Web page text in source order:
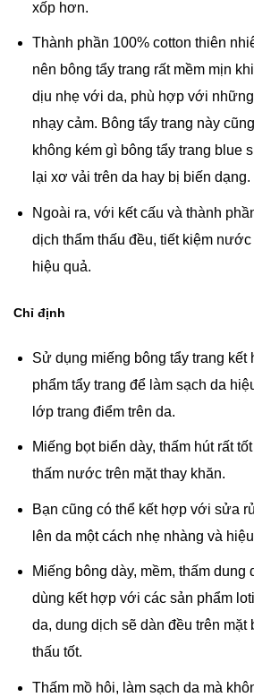
xốp hơn.
Thành phần 100% cotton thiên
nên bông tẩy trang rất mềm mịn
dịu nhẹ với da, phù hợp với
nhạy cảm. Bông tẩy trang này
không kém gì bông tẩy trang blue
lại xơ vải trên da hay bị biến dạng.
Ngoài ra, với kết cấu và thành
dịch thẩm thấu đều, tiết kiệm
hiệu quả.
Chỉ định
Sử dụng miếng bông tẩy trang kết
phẩm tẩy trang để làm sạch da
lớp trang điểm trên da.
Miếng bọt biển dày, thấm hút rất
thấm nước trên mặt thay khăn.
Bạn cũng có thể kết hợp với sửa
lên da một cách nhẹ nhàng và
Miếng bông dày, mềm, thấm dung
dùng kết hợp với các sản phẩm
da, dung dịch sẽ dàn đều trên mặt
thấu tốt.
Thấm mồ hôi, làm sạch da mà